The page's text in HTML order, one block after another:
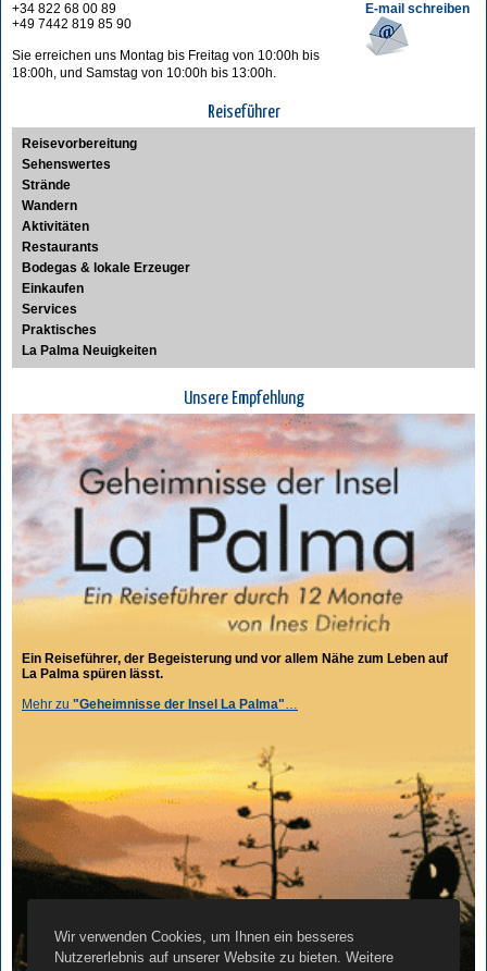
E-mail schreiben
+34 822 68 00 89
+49 7442 819 85 90
Sie erreichen uns Montag bis Freitag von 10:00h bis
18:00h, und Samstag von 10:00h bis 13:00h.
Reiseführer
Reisevorbereitung
Sehenswertes
Strände
Wandern
Aktivitäten
Restaurants
Bodegas & lokale Erzeuger
Einkaufen
Services
Praktisches
La Palma Neuigkeiten
Unsere Empfehlung
Ein Reiseführer, der Begeisterung und vor allem Nähe zum Leben auf
La Palma spüren lässt.
Mehr zu "Geheimnisse der Insel La Palma"…
Wir verwenden Cookies, um Ihnen ein besseres
Nutzererlebnis auf unserer Website zu bieten. Weitere